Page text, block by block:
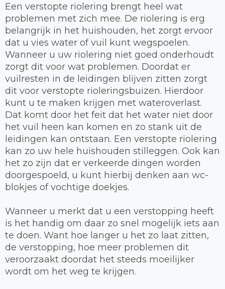
Een verstopte riolering brengt heel wat
problemen met zich mee. De riolering is erg
belangrijk in het huishouden, het zorgt ervoor
dat u vies water of vuil kunt wegspoelen.
Wanneer u uw riolering niet goed onderhoudt
zorgt dit voor wat problemen. Doordat er
vuilresten in de leidingen blijven zitten zorgt
dit voor verstopte rioleringsbuizen. Hierdoor
kunt u te maken krijgen met wateroverlast.
Dat komt door het feit dat het water niet door
het vuil heen kan komen en zo stank uit de
leidingen kan ontstaan. Een verstopte riolering
kan zo uw hele huishouden stilleggen. Ook kan
het zo zijn dat er verkeerde dingen worden
doorgespoeld, u kunt hierbij denken aan wc-
blokjes of vochtige doekjes.
Wanneer u merkt dat u een verstopping heeft
is het handig om daar zo snel mogelijk iets aan
te doen. Want hoe langer u het zo laat zitten,
de verstopping, hoe meer problemen dit
veroorzaakt doordat het steeds moeilijker
wordt om het weg te krijgen.